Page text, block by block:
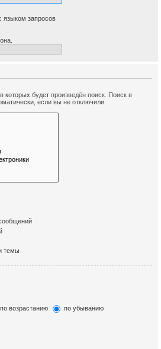
языком запросов
будет произведён поиск. Поиск в
если вы не отключили
темы
по возрастанию
по убыванию